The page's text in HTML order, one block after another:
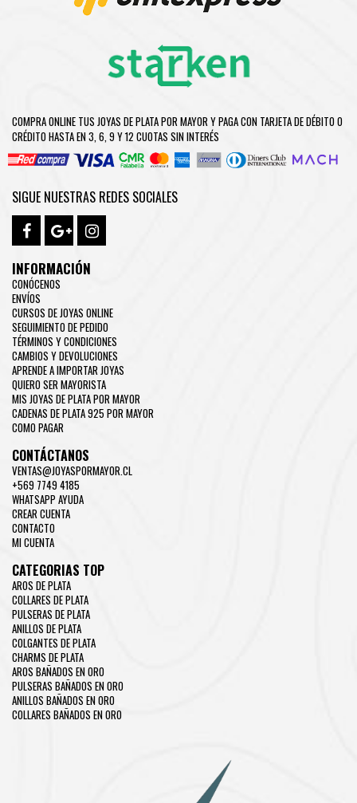
COMPRA ONLINE TUS JOYAS DE PLATA POR MAYOR Y PAGA CON TARJETA DE DÉBITO O
CRÉDITO HASTA EN 3, 6, 9 Y 12 CUOTAS SIN INTERÉS
SIGUE NUESTRAS REDES SOCIALES
INFORMACIÓN
CONÓCENOS
ENVÍOS
CURSOS DE JOYAS ONLINE
SEGUIMIENTO DE PEDIDO
TÉRMINOS Y CONDICIONES
CAMBIOS Y DEVOLUCIONES
APRENDE A IMPORTAR JOYAS
QUIERO SER MAYORISTA
MIS JOYAS DE PLATA POR MAYOR
CADENAS DE PLATA 925 POR MAYOR
COMO PAGAR
CONTÁCTANOS
VENTAS@JOYASPORMAYOR.CL
+569 7749 4185
WHATSAPP AYUDA
CREAR CUENTA
CONTACTO
MI CUENTA
CATEGORIAS TOP
AROS DE PLATA
COLLARES DE PLATA
PULSERAS DE PLATA
ANILLOS DE PLATA
COLGANTES DE PLATA
CHARMS DE PLATA
AROS BAÑADOS EN ORO
PULSERAS BAÑADOS EN ORO
ANILLOS BAÑADOS EN ORO
COLLARES BAÑADOS EN ORO